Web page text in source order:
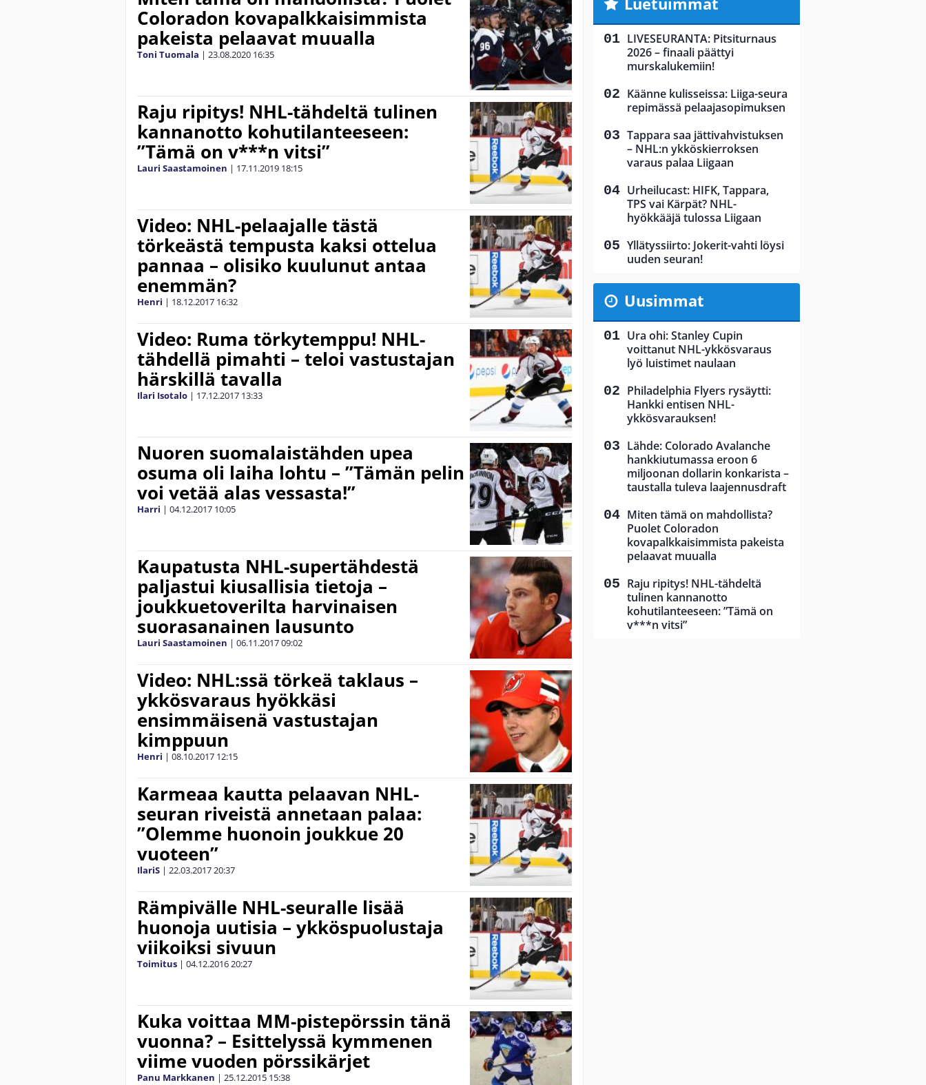
Coloradon kovapalkkaisimmista
pakeista pelaavat muualla
Toni Tuomala | 23.08.2020 16:35
Raju ripitys! NHL-tähdeltä tulinen
kannanotto kohutilanteeseen:
”Tämä on v***n vitsi”
Lauri Saastamoinen | 17.11.2019 18:15
Video: NHL-pelaajalle tästä
törkeästä tempusta kaksi ottelua
pannaa – olisiko kuulunut antaa
enemmän?
Henri | 18.12.2017 16:32
Video: Ruma törkytemppu! NHL-
tähdellä pimahti – teloi vastustajan
härskillä tavalla
Ilari Isotalo | 17.12.2017 13:33
Nuoren suomalaistähden upea
osuma oli laiha lohtu – ”Tämän pelin
voi vetää alas vessasta!”
Harri | 04.12.2017 10:05
Kaupatusta NHL-supertähdestä
paljastui kiusallisia tietoja –
joukkuetoverilta harvinaisen
suorasanainen lausunto
Lauri Saastamoinen | 06.11.201709:02
Video: NHL:ssä törkeä taklaus –
ykkösvaraus hyökkäsi
ensimmäisenä vastustajan
kimppuun
Henri | 08.10.2017 12:15
Karmeaa kautta pelaavan NHL-
seuran riveistä annetaan palaa:
”Olemme huonoin joukkue 20
vuoteen”
IlariS | 22.03.201720:37
Rämpivälle NHL-seuralle lisää
huonoja uutisia – ykköspuolustaja
viikoiksi sivuun
Toimitus | 04.12.201620:27
Kuka voittaa MM-pistepörssin tänä
vuonna? – Esittelyssä kymmenen
viime vuoden pörssikärjet
Panu Markkanen | 25.12.2015 15:38
LIVESEURANTA: Pitsiturnaus
2026 – finaali päättyi
murskalukemiin!
Käänne kulisseissa: Liiga-seura
repimässä pelaajasopimuksen
Tappara saa jättivahvistuksen
– NHL:n ykköskierroksen
varaus palaa Liigaan
Urheilucast: HIFK, Tappara,
TPS vai Kärpät? NHL-
hyökkääjä tulossa Liigaan
Yllätyssiirto: Jokerit-vahti löysi
uuden seuran!
Uusimmat
Ura ohi: Stanley Cupin
voittanut NHL-ykkösvaraus
lyö luistimet naulaan
Philadelphia Flyers rysäytti:
Hankki entisen NHL-
ykkösvarauksen!
Lähde: Colorado Avalanche
hankkiutumassa eroon 6
miljoonan dollarin konkarista –
taustalla tuleva laajennusdraft
Miten tämä on mahdollista?
Puolet Coloradon
kovapalkkaisimmista pakeista
pelaavat muualla
Raju ripitys! NHL-tähdeltä
tulinen kannanotto
kohutilanteeseen: ”Tämä on
v***n vitsi”